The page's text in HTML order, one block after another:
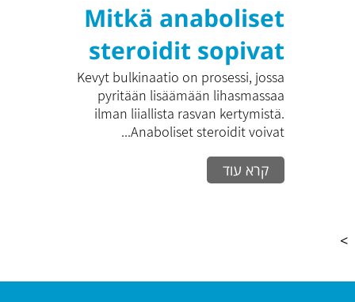
Mitkä anaboliset
steroidit sopivat
hyvin kevyeen
bulkinaatioon?
Kevyt bulkinaatio on prosessi, jossa
pyritään lisäämään lihasmassaa
ilman liiallista rasvan kertymistä.
Anaboliset steroidit voivat...
קרא עוד
>